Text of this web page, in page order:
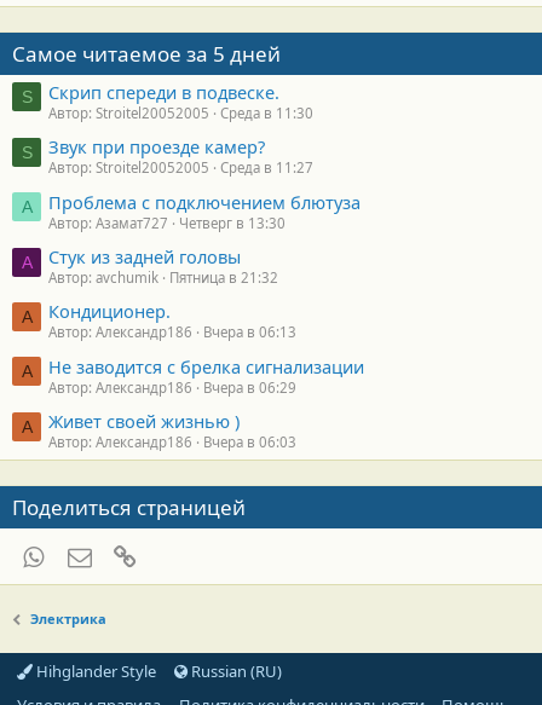
Самое читаемое за 5 дней
S Скрип спереди в подвеске.
Автор: Stroitel20052005 Среда в 11:30
S Звук при проезде камер?
Автор: Stroitel20052005 Среда в 11:27
А Проблема с подключением блютуза
Автор: Азамат727 Четверг в 13:30
A Стук из задней головы
Автор: avchumik Пятница в 21:32
А Кондиционер.
Автор: Александр186 Вчера в 06:13
А Не заводится с брелка сигнализации
Автор: Александр186 Вчера в 06:29
А Живет своей жизнью )
Автор: Александр186 Вчера в 06:03
Поделиться страницей
WhatsAppЭлектронная почта
Электрика
Hihglander Style
Russian (RU)